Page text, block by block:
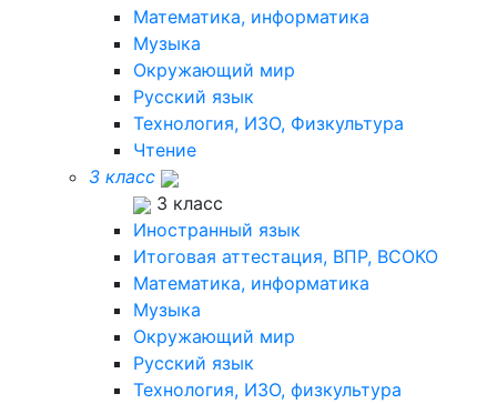
Математика, информатика
Музыка
Окружающий мир
Русский язык
Технология, ИЗО, Физкультура
Чтение
3 класс
3 класс
Иностранный язык
Итоговая аттестация, ВПР, ВСОКО
Математика, информатика
Музыка
Окружающий мир
Русский язык
Технология, ИЗО, физкультура